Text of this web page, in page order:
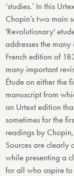
‘studies.’ In this
Chopin’s two main
'Revolutionary'
addresses the
French edition of
many important
Étude on either the
manuscript from
an Urtext edition
sometimes for the
readings by
Sources are clearly
while presenting a
for all who aspire